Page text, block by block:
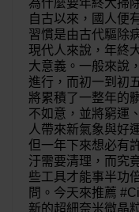
為什麼要年終大掃
自古以來，國人便
習慣是由古代驅除
現代人來說，年終
大意義。一般來說
進行，而初一到初
將累積了一整年的
不如意，並將窮運
人帶來新氣象與好
但一年下來想必有
汙需要清理，而究
些工具才能事半功
問。今天來推薦
新的超細奈米微晶